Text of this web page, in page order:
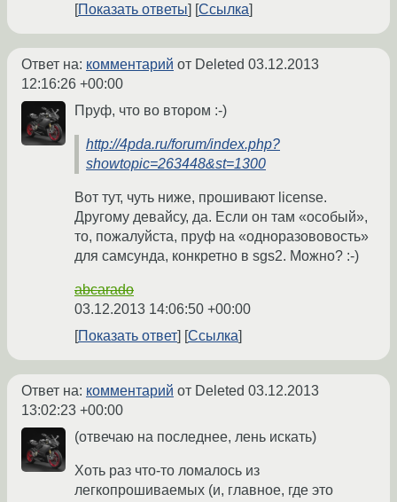
Показать ответы
Ссылка
Ответ на: комментарий от Deleted 03.12.2013
12:16:26 +00:00
Пруф, что во втором :-)
http://4pda.ru/forum/index.php?
showtopic=263448&st=1300
Вот тут, чуть ниже, прошивают license.
Другому девайсу, да. Если он там «особый»,
то, пожалуйста, пруф на «одноразововость»
для самсунда, конкретно в sgs2. Можно? :-)
abcarado
03.12.2013 14:06:50 +00:00
Показать ответ
Ссылка
Ответ на: комментарий от Deleted 03.12.2013
13:02:23 +00:00
(отвечаю на последнее, лень искать)
Хоть раз что-то ломалось из
легкопрошиваемых (и, главное, где это